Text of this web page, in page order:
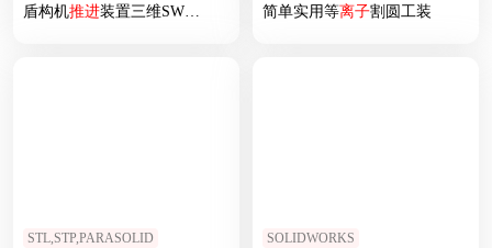
盾构机推进装置三维SW模型 简单实用等离子割圆工装
STL,STP,PARASOLID SOLIDWORKS